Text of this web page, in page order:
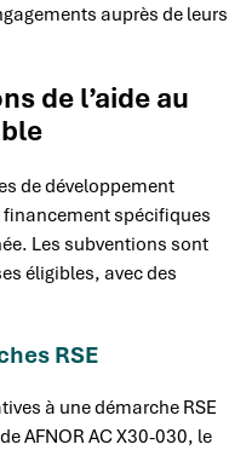
auprès de leurs
de l’aide au
de développement
spécifiques
Les subventions sont
éligibles, avec des
RSE
à une démarche RSE
AFNOR AC X30-030, le